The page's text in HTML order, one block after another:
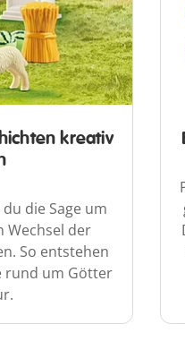
kreativ
die Sage um
Wechsel der
So entstehen
rund um Götter